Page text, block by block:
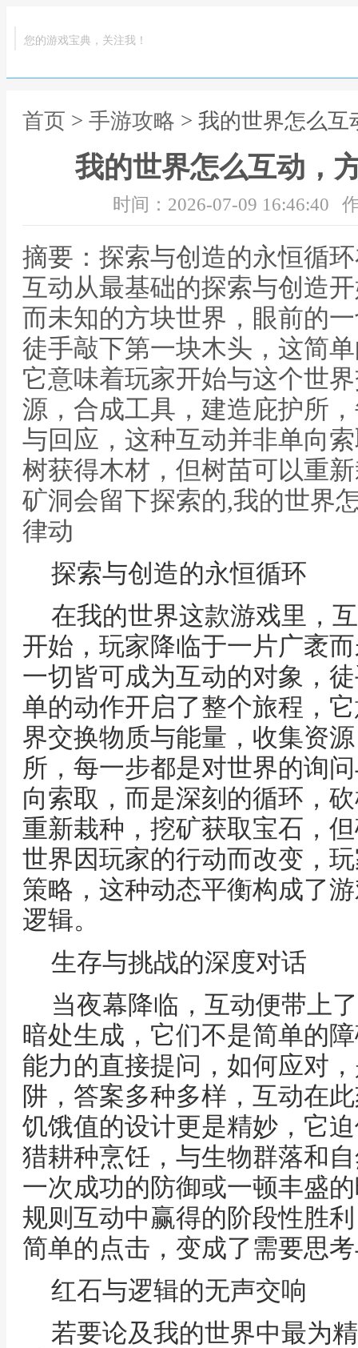
您的游戏宝典，关注我！
首页 > 手游攻略 > 我的世界怎么
我的世界怎么互动，
时间：2026-07-09 16:46:40
摘要：探索与创造的永恒循
互动从最基础的探索与创造
而未知的方块世界，眼前的
徒手敲下第一块木头，这简
它意味着玩家开始与这个世
源，合成工具，建造庇护所
与回应，这种互动并非单向
树获得木材，但树苗可以重
矿洞会留下探索的,我的世界
律动
探索与创造的永恒循环
在我的世界这款游戏里，
开始，玩家降临于一片广袤
一切皆可成为互动的对象，
单的动作开启了整个旅程，
界交换物质与能量，收集资
所，每一步都是对世界的询
向索取，而是深刻的循环，
重新栽种，挖矿获取宝石，
世界因玩家的行动而改变，
策略，这种动态平衡构成了
逻辑。
生存与挑战的深度对话
当夜幕降临，互动便带上
暗处生成，它们不是简单的
能力的直接提问，如何应对
阱，答案多种多样，互动在
饥饿值的设计更是精妙，它
猎耕种烹饪，与生物群落和
一次成功的防御或一顿丰盛
规则互动中赢得的阶段性胜
简单的点击，变成了需要思
红石与逻辑的无声交响
若要论及我的世界中最为